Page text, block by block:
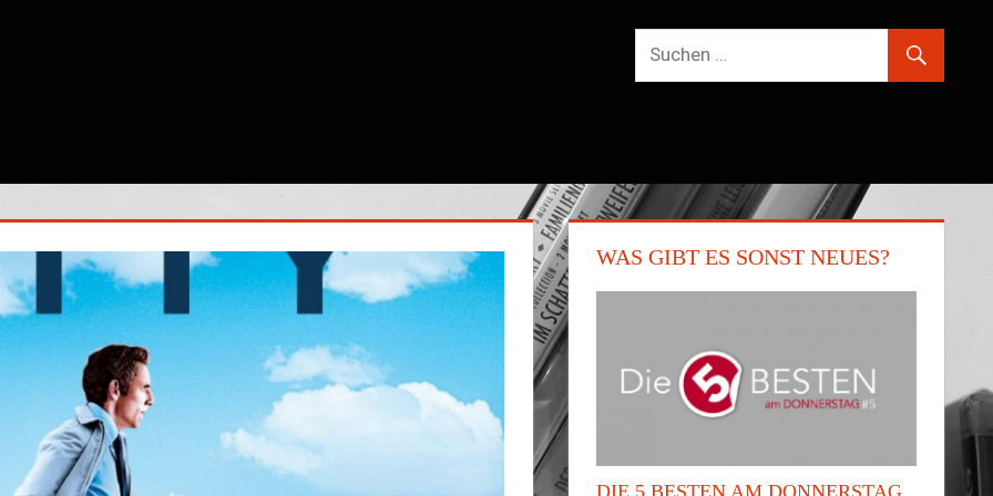
WAS GIBT ES SONST NEUES?